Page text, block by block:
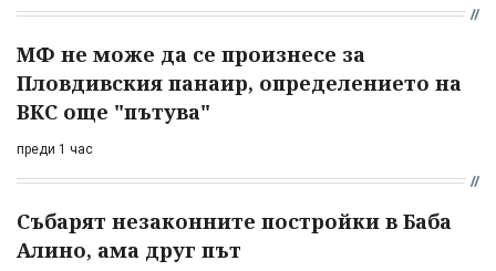
МФ не може да се произнесе за
Пловдивския панаир, определението на
ВКС още "пътува"
преди 1 час
Събарят незаконните постройки в Баба
Алино, ама друг път